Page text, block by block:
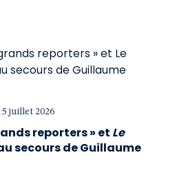
juillet 2026
reporters » et Le
secours de Guillaume